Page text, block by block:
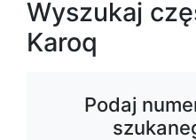
Wyszukaj
Karoq
Podaj